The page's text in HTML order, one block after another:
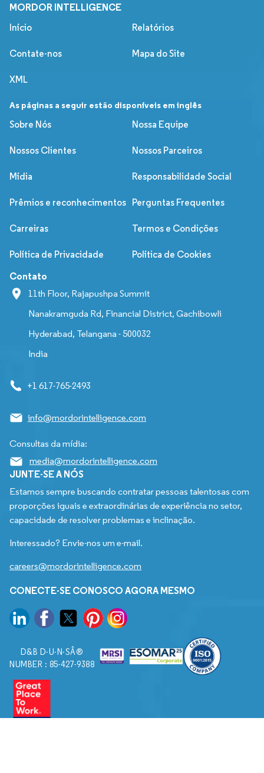
MORDOR INTELLIGENCE
Início Relatórios
Contate-nos Mapa do Site
XML
As páginas a seguir estão disponíveis em inglês
Sobre Nós
Nossa Equipe
Nossos Clientes Nossos Parceiros
Mídia Responsabilidade Social
Prêmios e reconhecimentos Perguntas Frequentes
Carreiras Termos e Condições
Política de Privacidade Política de Cookies
Contato
11th Floor, Rajapushpa Summit
Nanakramguda Rd, Financial District, Gachibowli
Hyderabad, Telangana - 500032
India
+1 617-765-2493
info@mordorintelligence.com
Consultas da mídia:
media@mordorintelligence.com
JUNTE-SE A NÓS
Estamos sempre buscando contratar pessoas talentosas com
proporções iguais e extraordinárias de experiência no setor,
capacidade de resolver problemas e inclinação.
Interessado? Envie-nos um e-mail.
careers@mordorintelligence.com
CONECTE-SE CONOSCO AGORA MESMO
D&B D-U-N-SÂ®
NUMBER : 85-427-9388